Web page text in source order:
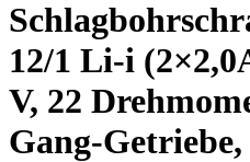
12/1 Li-i
V, 22
Gang-